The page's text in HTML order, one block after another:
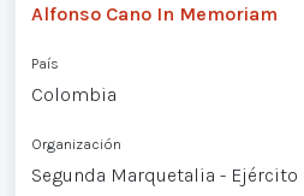
Alfonso Cano In Memoriam
País
Colombia
Organización
Segunda Marquetalia -